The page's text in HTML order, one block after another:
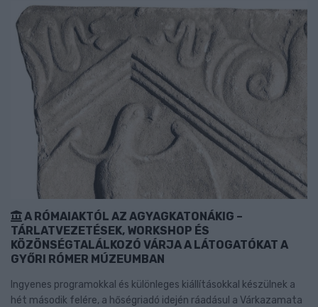
A RÓMAIAKTÓL AZ AGYAGKATONÁKIG –
TÁRLATVEZETÉSEK, WORKSHOP ÉS
KÖZÖNSÉGTALÁLKOZÓ VÁRJA A LÁTOGATÓKAT A
GYŐRI RÓMER MÚZEUMBAN
Ingyenes programokkal és különleges kiállításokkal készülnek a
hét második felére, a hőségriadó idején ráadásul a Várkazamata